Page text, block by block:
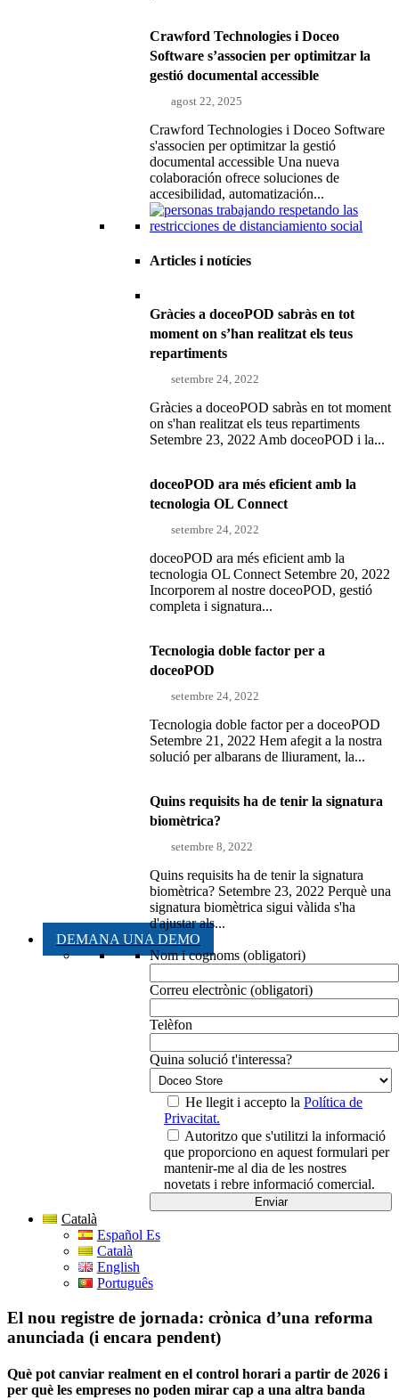
Crawford Technologies i Doceo
Software s’associen per optimitzar la
gestió documental accessible
agost 22, 2025
Crawford Technologies i Doceo Software
s'associen per optimitzar la gestió
documental accessible Una nueva
colaboración ofrece soluciones de
accesibilidad, automatización...
Articles i notícies
Gràcies a doceoPOD sabràs en tot
moment on s’han realitzat els teus
repartiments
setembre 24, 2022
Gràcies a doceoPOD sabràs en tot moment
on s'han realitzat els teus repartiments
Setembre 23, 2022 Amb doceoPOD i la...
doceoPOD ara més eficient amb la
tecnologia OL Connect
setembre 24, 2022
doceoPOD ara més eficient amb la
tecnologia OL Connect Setembre 20, 2022
Incorporem al nostre doceoPOD, gestió
completa i signatura...
Tecnologia doble factor per a
doceoPOD
setembre 24, 2022
Tecnologia doble factor per a doceoPOD
Setembre 21, 2022 Hem afegit a la nostra
solució per albarans de lliurament, la...
Quins requisits ha de tenir la signatura
biomètrica?
setembre 8, 2022
Quins requisits ha de tenir la signatura
biomètrica? Setembre 23, 2022 Perquè una
signatura biomètrica sigui vàlida s'ha
d'ajustar als...
DEMANA UNA DEMO
Nom i cognoms (obligatori)
Correu electrònic (obligatori)
Telèfon
Quina solució t'interessa?
He llegit i accepto la Política de
Privacitat.
Autoritzo que s'utilitzi la informació
que proporciono en aquest formulari per
mantenir-me al dia de les nostres
novetats i rebre informació comercial.
Català
Español Es
Català
English
Português
El nou registre de jornada: crònica d’una reforma
anunciada (i encara pendent)
Què pot canviar realment en el control horari a partir de 2026 i
per què les empreses no poden mirar cap a una altra banda